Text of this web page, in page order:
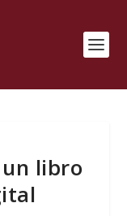
libro